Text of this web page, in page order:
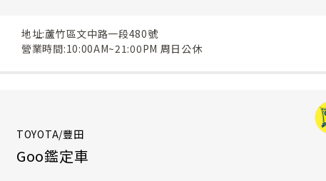
地址:蘆竹區文中路一段480號
營業時間:10:00AM~21:00PM 周日公休
TOYOTA/豐田
Goo鑑定車